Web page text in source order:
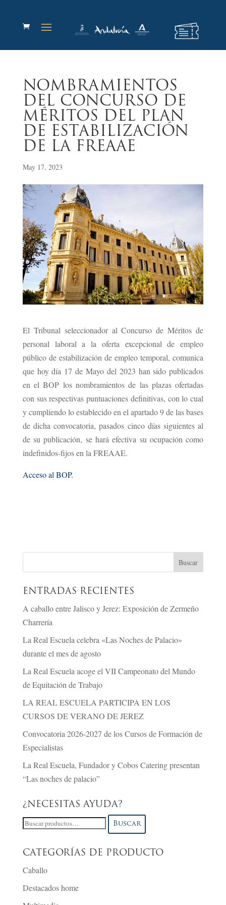
NOMBRAMIENTOS
DEL CONCURSO DE
MÉRITOS DEL PLAN
DE ESTABILIZACIÓN
DE LA FREAAE
May 17, 2023
El Tribunal seleccionador al Concurso de Méritos de
personal laboral a la oferta excepcional de empleo
público de estabilización de empleo temporal, comunica
que hoy día 17 de Mayo del 2023 han sido publicados
en el BOP los nombramientos de las plazas ofertadas
con sus respectivas puntuaciones definitivas, con lo cual
y cumpliendo lo establecido en el apartado 9 de las bases
de dicha convocatoria, pasados cinco días siguientes al
de su publicación, se hará efectiva su ocupación como
indefinidos-fijos en la FREAAE.
Acceso al BOP.
ENTRADAS RECIENTES
A caballo entre Jalisco y Jerez: Exposición de Zermeño
Charrería
La Real Escuela celebra «Las Noches de Palacio»
durante el mes de agosto
La Real Escuela acoge el VII Campeonato del Mundo
de Equitación de Trabajo
LA REAL ESCUELA PARTICIPA EN LOS
CURSOS DE VERANO DE JEREZ
Convocatoria 2026-2027 de los Cursos de Formación de
Especialistas
La Real Escuela, Fundador y Cobos Catering presentan
“Las noches de palacio”
¿NECESITAS AYUDA?
Buscar
Buscar
CATEGORÍAS DE PRODUCTO
Caballo
Destacados home